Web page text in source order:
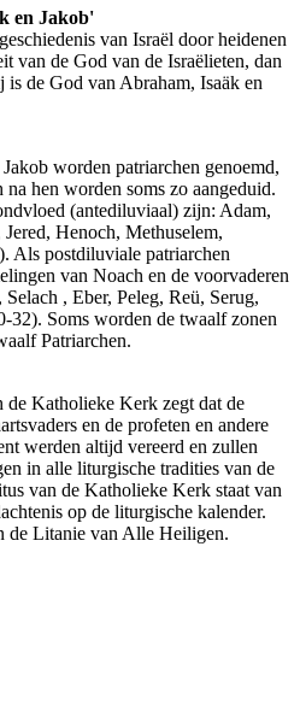
en Jakob'
van Israël door heidenen
van de God van de Israëlieten, dan
de God van Abraham, Isaäk en
worden patriarchen genoemd,
hen worden soms zo aangeduid.
(antediluviaal) zijn: Adam,
Henoch, Methuselem,
Als postdiluviale patriarchen
van Noach en de voorvaderen
, Eber, Peleg, Reü, Serug,
32). Soms worden de twaalf zonen
Patriarchen.
de Katholieke Kerk zegt dat de
en de profeten en andere
werden altijd vereerd en zullen
in alle liturgische tradities van de
van de Katholieke Kerk staat van
op de liturgische kalender.
de Litanie van Alle Heiligen.